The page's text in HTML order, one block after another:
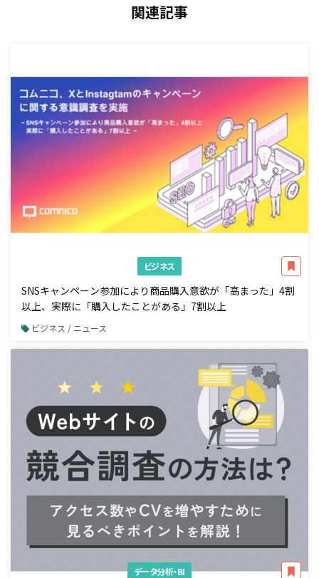
関連記事
ビジネス
SNSキャンペーン参加により商品購入意欲が「高まった」4割
以上、実際に「購入したことがある」7割以上
ビジネス / ニュース
データ分析・BI